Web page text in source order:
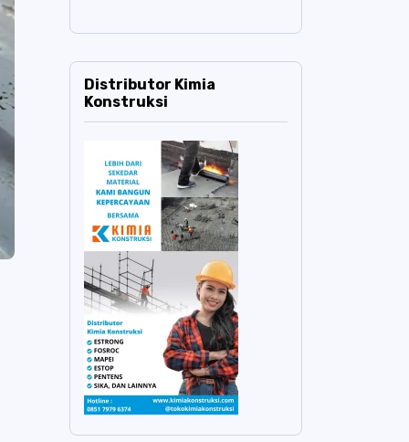
Distributor Kimia
Konstruksi